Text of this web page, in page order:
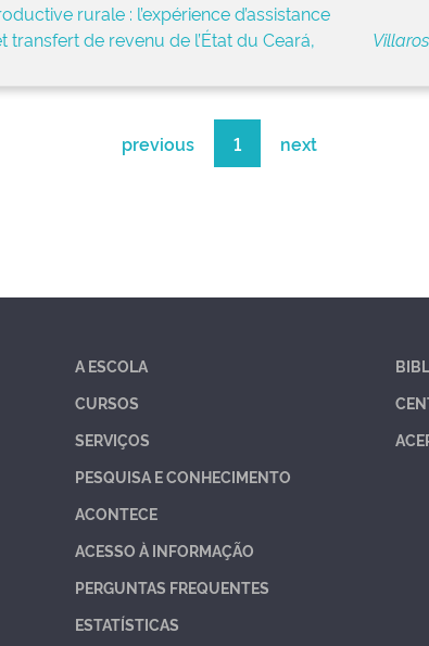
rurale : l’expérience d’assistance
transfert de revenu de l’État du Ceará,
previous 1 next
A ESCOLA
CURSOS
SERVIÇOS
PESQUISA E CONHECIMENTO
ACONTECE
ACESSO À INFORMAÇÃO
PERGUNTAS FREQUENTES
ESTATÍSTICAS